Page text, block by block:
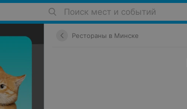
Поиск мест и событий
Рестораны в Минске